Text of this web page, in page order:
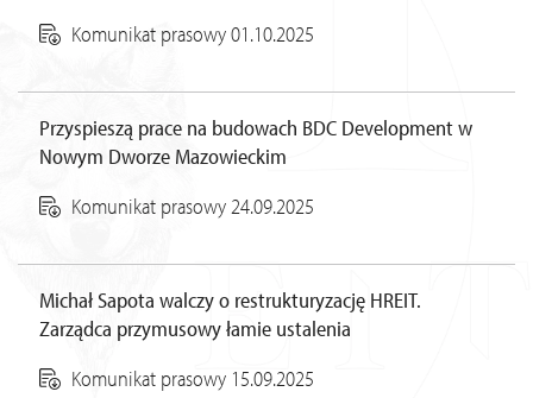
Komunikat prasowy 01.10.2025
Przyspieszą prace na budowach BDC Development w
Nowym Dworze Mazowieckim
Komunikat prasowy 24.09.2025
Michał Sapota walczy o restrukturyzację HREIT.
Zarządca przymusowy łamie ustalenia
Komunikat prasowy 15.09.2025